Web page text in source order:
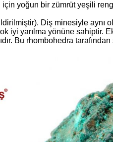
yoğun bir zümrüt yeşili
Diş minesiyle aynı
iyi yarılma yönüne sahiptir.
Bu rhombohedra tarafından